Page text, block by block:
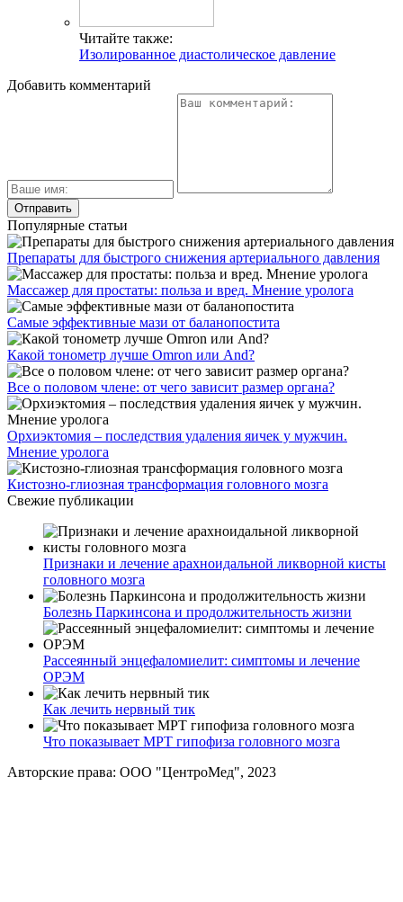
Читайте также:
Изолированное диастолическое давление
Добавить комментарий
Популярные статьи
Препараты для быстрого снижения артериального давления
Массажер для простаты: польза и вред. Мнение уролога
Самые эффективные мази от баланопостита
Какой тонометр лучше Omron или And?
Все о половом члене: от чего зависит размер органа?
Орхиэктомия – последствия удаления яичек у мужчин.
Мнение уролога
Кистозно-глиозная трансформация головного мозга
Свежие публикации
Признаки и лечение арахноидальной ликворной кисты
головного мозга
Болезнь Паркинсона и продолжительность жизни
Рассеянный энцефаломиелит: симптомы и лечение
ОРЭМ
Как лечить нервный тик
Что показывает МРТ гипофиза головного мозга
Авторские права: ООО "ЦентроМед", 2023